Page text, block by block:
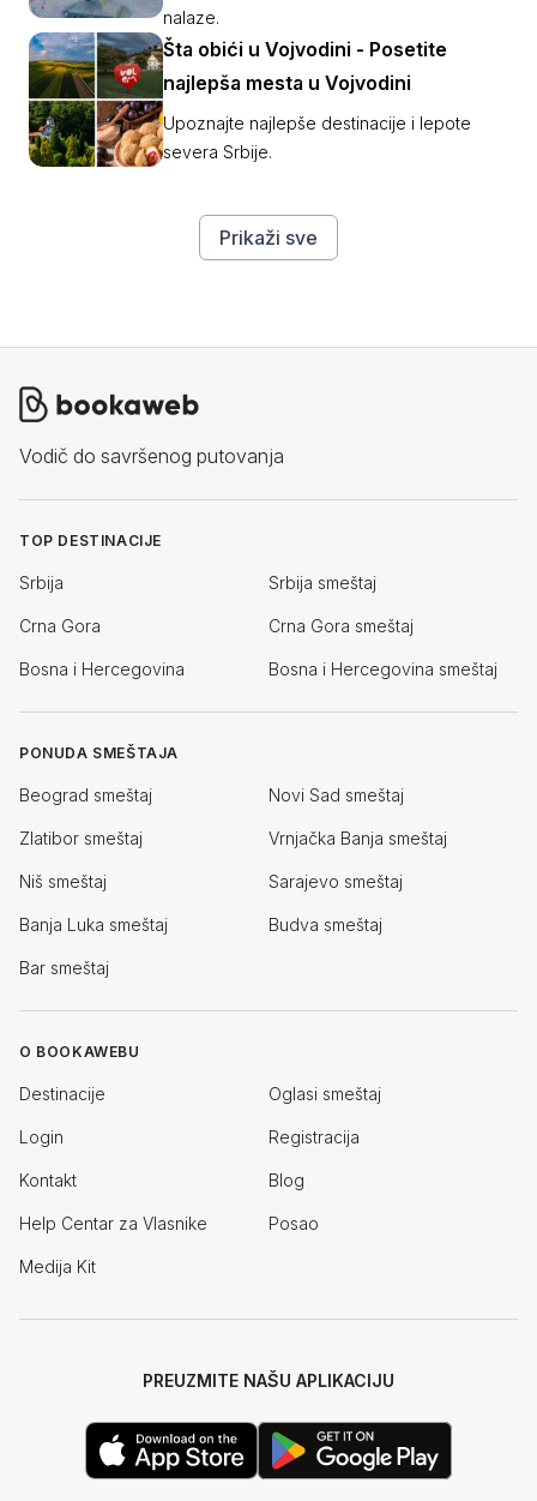
nalaze.
Šta obići u Vojvodini - Posetite
najlepša mesta u Vojvodini
Upoznajte najlepše destinacije i lepote
severa Srbije.
Prikaži sve
Vodič do savršenog putovanja
TOP DESTINACIJE
Srbija Srbija smeštaj
Crna Gora Crna Gora smeštaj
Bosna i Hercegovina Bosna i Hercegovina smeštaj
PONUDA SMEŠTAJA
Beograd smeštaj Novi Sad smeštaj
Zlatibor smeštaj Vrnjačka Banja smeštaj
Niš smeštaj Sarajevo smeštaj
Banja Luka smeštaj Budva smeštaj
Bar smeštaj
O BOOKAWEBU
Destinacije Oglasi smeštaj
Login Registracija
Kontakt Blog
Help Centar za Vlasnike Posao
Medija Kit
PREUZMITE NAŠU APLIKACIJU